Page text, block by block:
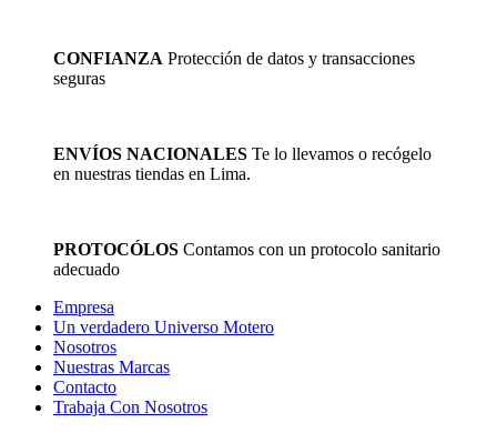
CONFIANZA Protección de datos y transacciones
seguras
ENVÍOS NACIONALES Te lo llevamos o recógelo
en nuestras tiendas en Lima.
PROTOCÓLOS Contamos con un protocolo sanitario
adecuado
Empresa
Un verdadero Universo Motero
Nosotros
Nuestras Marcas
Contacto
Trabaja Con Nosotros